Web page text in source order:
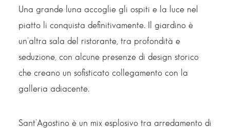
Una grande luna accoglie gli ospiti e la luce nel
piatto li conquista definitivamente. Il giardino è
un’altra sala del ristorante, tra profondità e
seduzione, con alcune presenze di design storico
che creano un sofisticato collegamento con la
galleria adiacente.
Sant’Agostino è un mix esplosivo tra arredamento di